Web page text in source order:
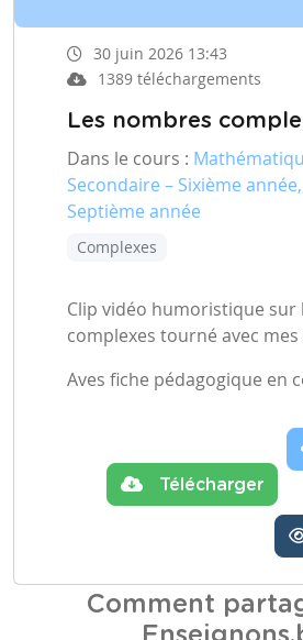
30 juin 2026 13:43
1389 téléchargements
Les nombres
Dans le cours :
Secondaire – Sixième
Septième année
Complexes
Clip vidéo humoristique sur
complexes tourné avec mes
Aves fiche pédagogique en
Télécharger
Comment